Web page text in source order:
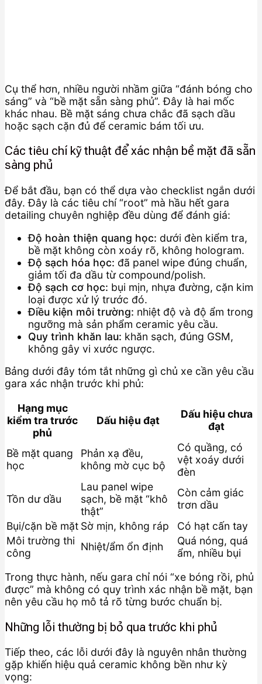
Cụ thể hơn, nhiều người nhầm giữa “đánh bóng cho
sáng” và “bề mặt sẵn sàng phủ”. Đây là hai mốc
khác nhau. Bề mặt sáng chưa chắc đã sạch dầu
hoặc sạch cặn đủ để ceramic bám tối ưu.
Các tiêu chí kỹ thuật để xác nhận bề mặt đã sẵn
sàng phủ
Để bắt đầu, bạn có thể dựa vào checklist ngắn dưới
đây. Đây là các tiêu chí “root” mà hầu hết gara
detailing chuyên nghiệp đều dùng để đánh giá:
Độ hoàn thiện quang học: dưới đèn kiểm tra,
bề mặt không còn xoáy rõ, không hologram.
Độ sạch hóa học: đã panel wipe đúng chuẩn,
giảm tối đa dầu từ compound/polish.
Độ sạch cơ học: bụi mịn, nhựa đường, cặn kim
loại được xử lý trước đó.
Điều kiện môi trường: nhiệt độ và độ ẩm trong
ngưỡng mà sản phẩm ceramic yêu cầu.
Quy trình khăn lau: khăn sạch, đúng GSM,
không gây vi xước ngược.
Bảng dưới đây tóm tắt những gì chủ xe cần yêu cầu
gara xác nhận trước khi phủ:
Hạng mục
kiểm tra trước
phủ
Dấu hiệu đạt
Dấu hiệu chưa
đạt
Bề mặt quang
học
Phản xạ đều,
không mờ cục bộ
Có quầng, có
vệt xoáy dưới
đèn
Tồn dư dầu
Lau panel wipe
sạch, bề mặt “khô
thật”
Còn cảm giác
trơn dầu
Bụi/cặn bề mặt Sờ mịn, không ráp
Có hạt cấn tay
Môi trường thi
công
Nhiệt/ẩm ổn định
Quá nóng, quá
ẩm, nhiều bụi
Trong thực hành, nếu gara chỉ nói “xe bóng rồi, phủ
được” mà không có quy trình xác nhận bề mặt, bạn
nên yêu cầu họ mô tả rõ từng bước chuẩn bị.
Những lỗi thường bị bỏ qua trước khi phủ
Tiếp theo, các lỗi dưới đây là nguyên nhân thường
gặp khiến hiệu quả ceramic không bền như kỳ
vọng: